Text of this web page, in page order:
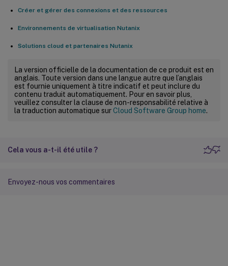
Créer et gérer des connexions et des ressources
Environnements de virtualisation Nutanix
Solutions cloud et partenaires Nutanix
La version officielle de la documentation de ce produit est en
anglais. Toute version dans une langue autre que l’anglais
est fournie uniquement à titre indicatif et peut inclure du
contenu traduit automatiquement. Pour en savoir plus,
veuillez consulter la clause de non-responsabilité relative à
la traduction automatique surCloud Software Group home.
Cela vous a-t-il été utile ?
Envoyez-nous vos commentaires